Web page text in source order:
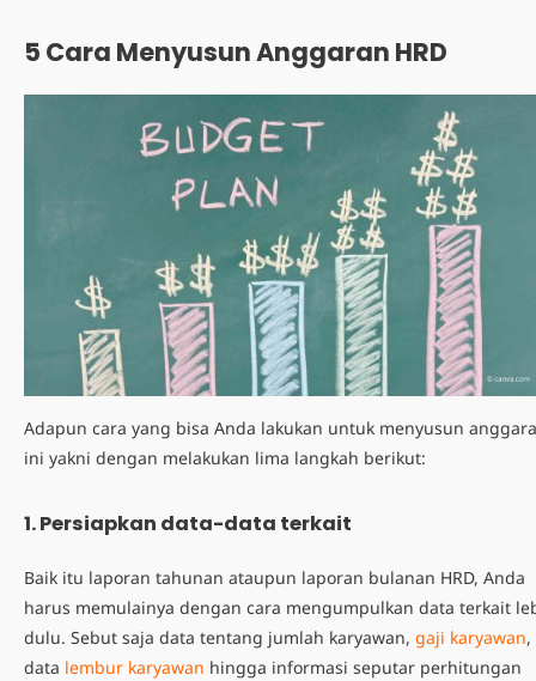
5 Cara Menyusun Anggaran HRD
Adapun cara yang bisa Anda lakukan untuk menyusun
ini yakni dengan melakukan lima langkah berikut:
1. Persiapkan data-data terkait
Baik itu laporan tahunan ataupun laporan bulanan HRD, Anda
harus memulainya dengan cara mengumpulkan data terkait
dulu. Sebut saja data tentang jumlah karyawan, gaji karyawan,
data lembur karyawan hingga informasi seputar perhitungan